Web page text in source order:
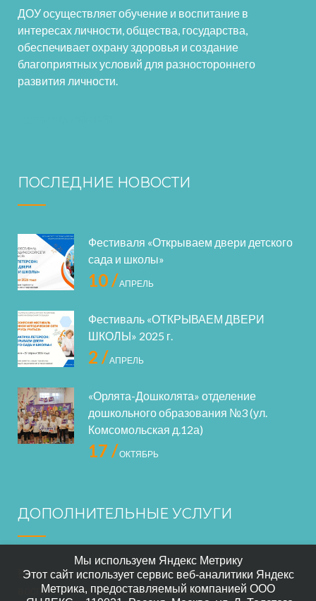
ДОУ осуществляет обучение и воспитание в
интересах личности, общества, государства,
обеспечивает охрану здоровья и создание
благоприятных условий для разностороннего
развития личности.
ПОСЛЕДНИЕ НОВОСТИ
Фестиваля «Открываем двери детского
сада и школы»
10 /АПРЕЛЬ
Фестиваль «ОТКРЫВАЕМ ДВЕРИ
ШКОЛЫ» 2025 г.
2 /АПРЕЛЬ
«Орлята-Дошколята» отделение
дошкольного образования №3 (ул.
Комсомольская д.12а)
17 /ОКТЯБРЬ
ДОПОЛНИТЕЛЬНЫЕ УСЛУГИ
В нашем саде осуществляется дополнительное
воспитание по следующим направлениям:
Мы используем Яндекс Метрику
Этот сайт использует сервис веб-аналитики Яндекс
Метрика, предоставляемый компанией ООО